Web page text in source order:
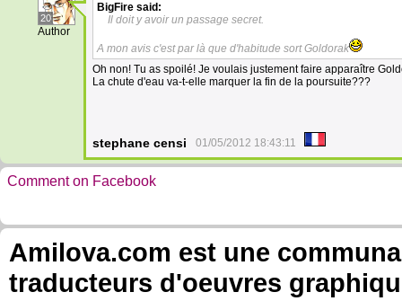
20
Author
BigFire said:
Il doit y avoir un passage secret.
A mon avis c'est par là que d'habitude sort Goldorak
Oh non! Tu as spoilé! Je voulais justement faire apparaître
La chute d'eau va-t-elle marquer la fin de la poursuite???
stephane censi 01/05/2012 18:43:11
Comment on Facebook
Amilova.com est une
traducteurs d'oeuvres